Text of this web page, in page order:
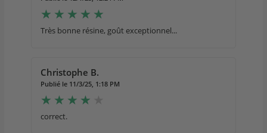
Très bonne résine, goût exceptionnel...
Christophe B.
Publié le 11/3/25, 1:18 PM
correct.